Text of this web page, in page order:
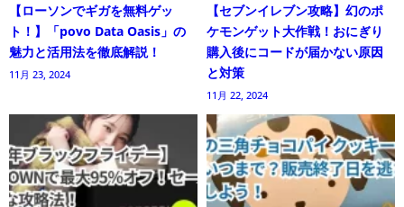
【ローソンでギガを無料ゲッ
ト！】「povo Data Oasis」の
魅力と活用法を徹底解説！
11月 23, 2024
【セブンイレブン攻略】幻のポ
ケモンゲット大作戦！おにぎり
購入後にコードが届かない原因
と対策
11月 22, 2024